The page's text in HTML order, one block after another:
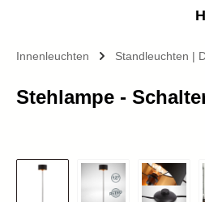
Innenleuchten Standleuchten |
Stehlampe -
Bildergalerie überspringen